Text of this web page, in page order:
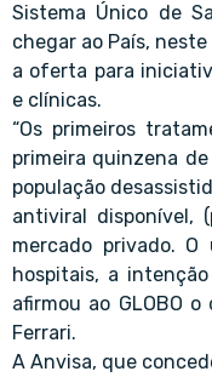
Sistema Único de
chegar ao País,
a oferta para
e clínicas.
“Os primeiros
primeira quinzena
população
antiviral disponível,
mercado privado.
hospitais, a
afirmou ao GLOBO
Ferrari.
A Anvisa, que